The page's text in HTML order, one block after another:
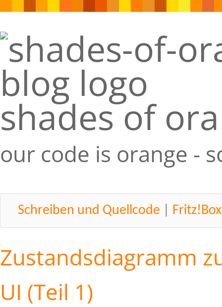
shades of
our code is orange -
Schreiben und Quellcode
Zustandsdiagramm
UI (Teil 1)